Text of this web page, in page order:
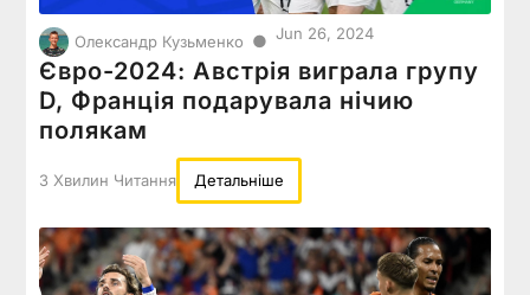
Олександр Кузьменко ● Jun 26, 2024
Євро-2024: Австрія виграла групу
D, Франція подарувала нічию
полякам
3 Хвилин Читання Детальніше